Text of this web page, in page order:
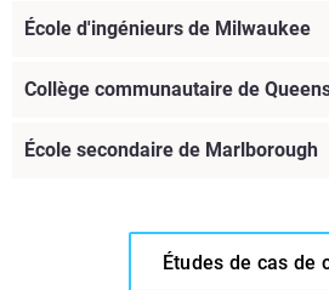
École d'ingénieurs de Milwaukee
Collège communautaire de
École secondaire de Marlborough
Études de cas de